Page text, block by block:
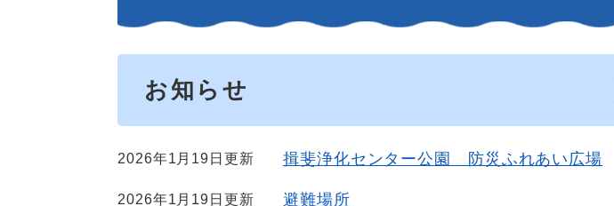
お知らせ
2026年1月19日更新 揖斐浄化センター公園 防災ふれあい広場
2026年1月19日更新 避難場所